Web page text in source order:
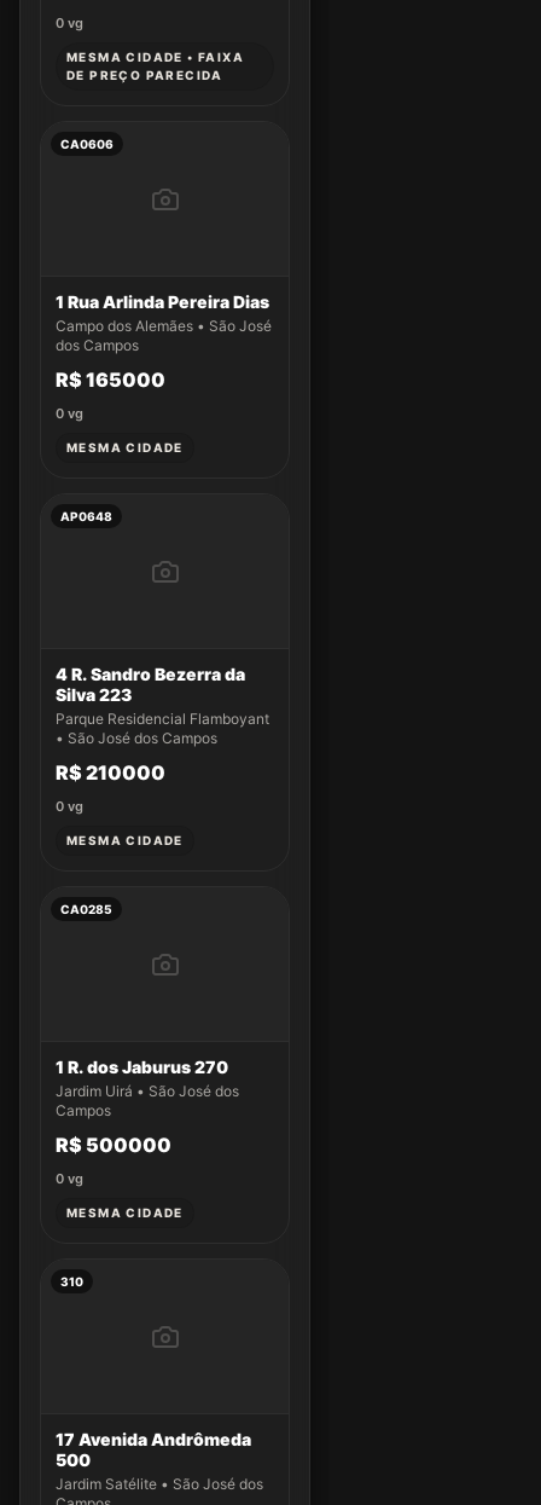
0 vg
MESMA CIDADE • FAIXA
DE PREÇO PARECIDA
CA0606
1 Rua Arlinda Pereira Dias
Campo dos Alemães • São José
dos Campos
R$ 165000
0 vg
MESMA CIDADE
AP0648
4 R. Sandro Bezerra da
Silva 223
Parque Residencial Flamboyant
• São José dos Campos
R$ 210000
0 vg
MESMA CIDADE
CA0285
1 R. dos Jaburus 270
Jardim Uirá • São José dos
Campos
R$ 500000
0 vg
MESMA CIDADE
310
17 Avenida Andrômeda
500
Jardim Satélite • São José dos